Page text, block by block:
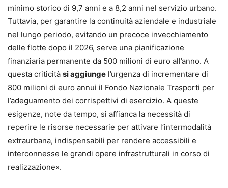
minimo storico di 9,7 anni e a 8,2 anni nel servizio urbano.
Tuttavia, per garantire la continuità aziendale e industriale
nel lungo periodo, evitando un precoce invecchiamento
delle flotte dopo il 2026, serve una pianificazione
finanziaria permanente da 500 milioni di euro all’anno. A
questa criticità si aggiunge l’urgenza di incrementare di
800 milioni di euro annui il Fondo Nazionale Trasporti per
l’adeguamento dei corrispettivi di esercizio. A queste
esigenze, note da tempo, si affianca la necessità di
reperire le risorse necessarie per attivare l’intermodalità
extraurbana, indispensabili per rendere accessibili e
interconnesse le grandi opere infrastrutturali in corso di
realizzazione».